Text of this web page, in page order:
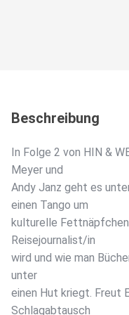
Beschreibung
In Folge 2 von HIN &
Meyer und
Andy Janz geht es
einen Tango um
kulturelle
Reisejournalist/in
wird und wie man
unter
einen Hut kriegt. Freut
Schlagabtausch